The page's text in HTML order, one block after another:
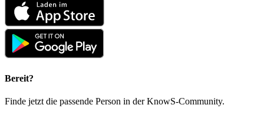
Bereit?
Finde jetzt die passende Person in der KnowS-Community.